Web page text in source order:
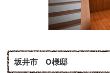
坂井市 O様邸